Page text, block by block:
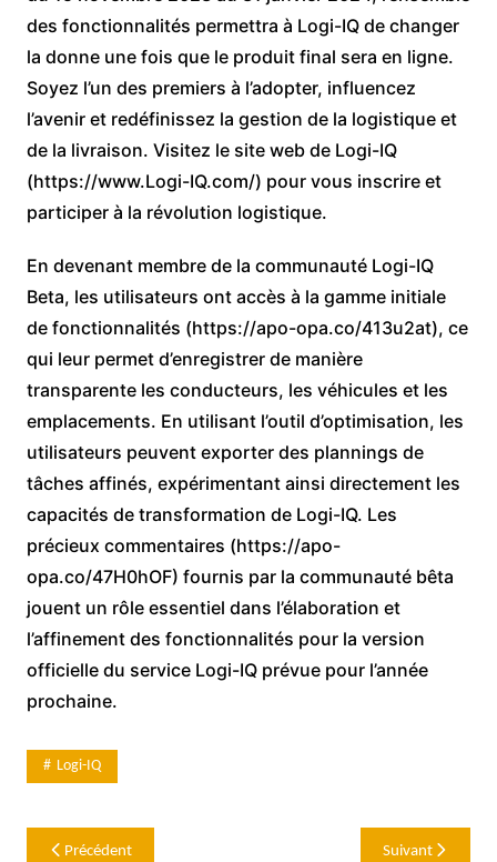
des fonctionnalités permettra à Logi-IQ de changer
la donne une fois que le produit final sera en ligne.
Soyez l’un des premiers à l’adopter, influencez
l’avenir et redéfinissez la gestion de la logistique et
de la livraison. Visitez le site web de Logi-IQ
(https://www.Logi-IQ.com/) pour vous inscrire et
participer à la révolution logistique.
En devenant membre de la communauté Logi-IQ
Beta, les utilisateurs ont accès à la gamme initiale
de fonctionnalités (https://apo-opa.co/413u2at), ce
qui leur permet d’enregistrer de manière
transparente les conducteurs, les véhicules et les
emplacements. En utilisant l’outil d’optimisation, les
utilisateurs peuvent exporter des plannings de
tâches affinés, expérimentant ainsi directement les
capacités de transformation de Logi-IQ. Les
précieux commentaires (https://apo-
opa.co/47H0hOF) fournis par la communauté bêta
jouent un rôle essentiel dans l’élaboration et
l’affinement des fonctionnalités pour la version
officielle du service Logi-IQ prévue pour l’année
prochaine.
Logi-IQ
Navigation
Précédent Suivant